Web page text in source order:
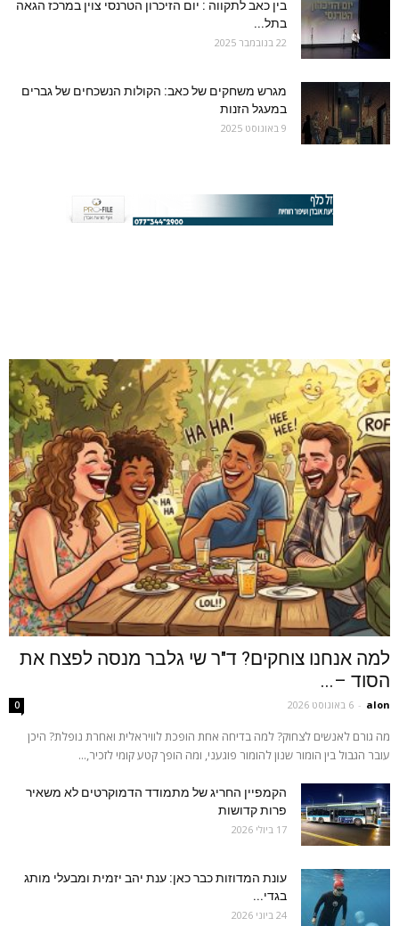
בין כאב לתקווה : יום הזיכרון הטרנסי צוין במרכז הגאה
בתל...
22 בנובמבר 2025
מגרש משחקים של כאב: הקולות הנשכחים של גברים
במעגל הזנות
9 באוגוסט 2025
למה אנחנו צוחקים? ד"ר שי גלבר מנסה לפצח את
הסוד –...
alon
- 6 באוגוסט 2026 0
מה גורם לאנשים לצחוק? למה בדיחה אחת הופכת לוויראלית ואחרת נופלת? היכן
עובר הגבול בין הומור שנון להומור פוגעני, ומה הופך קטע קומי לזכיר,...
הקמפיין החריג של מתמודד הדמוקרטים לא משאיר
פרות קדושות
17 ביולי 2026
עונת המדוזות כבר כאן: ענת יהב יזמית ומבעלי מותג
בגדי...
24 ביוני 2026